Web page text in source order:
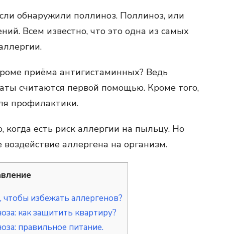
обнаружили поллиноз. Поллиноз, или
Всем известно, что это одна из самых
приёма антигистаминных? Ведь
считаются первой помощью. Кроме того,
профилактики.
когда есть риск аллергии на пыльцу. Но
аллергена на организм.
избежать аллергенов?
как защитить квартиру?
правильное питание.